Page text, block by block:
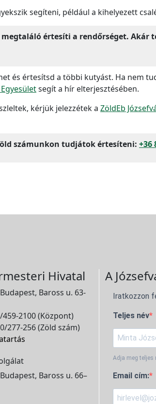
segíteni, például a kihelyezett
értesíti a rendőrséget. Akár
és értesítsd a többi kutyást. Ha nem
segít a hír elterjesztésében.
kérjük jelezzétek a ZöldEb
számunkon tudjátok értesíteni: +36
Hivatal
Baross u. 63-
459-2100 (Központ)
277-256 (Zöld szám)
Baross u. 66–
A
Iratkozzon
Teljes név
Adja meg teljes
Email cím: